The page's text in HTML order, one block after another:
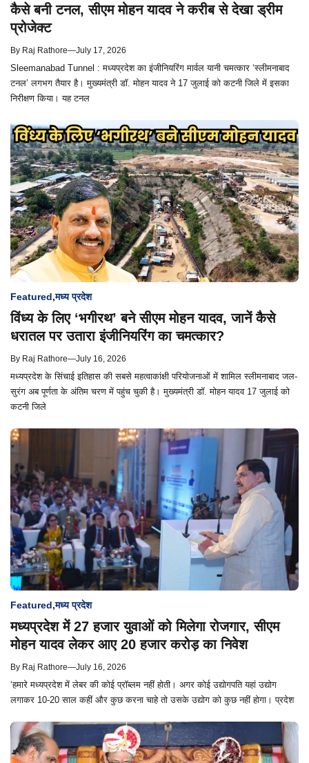
कैसे बनी टनल, सीएम मोहन यादव ने करीब से देखा ड्रीम
प्रोजेक्ट
By Raj Rathore—July 17, 2026
Sleemanabad Tunnel : मध्यप्रदेश का इंजीनियरिंग मार्वल यानी चमत्कार ‘स्लीमनाबाद
टनल’ लगभग तैयार है। मुख्यमंत्री डॉ. मोहन यादव ने 17 जुलाई को कटनी जिले में इसका
निरीक्षण किया। यह टनल
Featured,मध्य प्रदेश
विंध्य के लिए ‘भगीरथ’ बने सीएम मोहन यादव, जानें कैसे
धरातल पर उतारा इंजीनियरिंग का चमत्कार?
By Raj Rathore—July 16, 2026
मध्यप्रदेश के सिंचाई इतिहास की सबसे महत्वाकांक्षी परियोजनाओं में शामिल स्लीमनाबाद जल-
सुरंग अब पूर्णता के अंतिम चरण में पहुंच चुकी है। मुख्यमंत्री डॉ. मोहन यादव 17 जुलाई को
कटनी जिले
Featured,मध्य प्रदेश
मध्यप्रदेश में 27 हजार युवाओं को मिलेगा रोजगार, सीएम
मोहन यादव लेकर आए 20 हजार करोड़ का निवेश
By Raj Rathore—July 16, 2026
‘हमारे मध्यप्रदेश में लेबर की कोई प्रॉब्लम नहीं होती। अगर कोई उद्योगपति यहां उद्योग
लगाकर 10-20 साल कहीं और कुछ करना चाहे तो उसके उद्योग को कुछ नहीं होगा। प्रदेश